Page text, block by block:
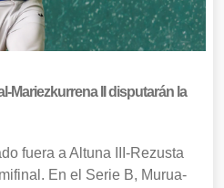
Mariezkurrena II disputarán la
fuera a Altuna III-Rezusta
En el Serie B, Murua-